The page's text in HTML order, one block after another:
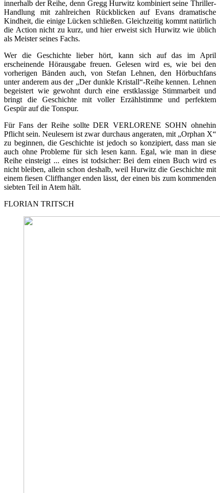
innerhalb der Reihe, denn Gregg Hurwitz kombiniert seine Thriller-
Handlung mit zahlreichen Rückblicken auf Evans dramatische
Kindheit, die einige Lücken schließen. Gleichzeitig kommt natürlich
die Action nicht zu kurz, und hier erweist sich Hurwitz wie üblich
als Meister seines Fachs.
Wer die Geschichte lieber hört, kann sich auf das im April
erscheinende Hörausgabe freuen. Gelesen wird es, wie bei den
vorherigen Bänden auch, von Stefan Lehnen, den Hörbuchfans
unter anderem aus der „Der dunkle Kristall“-Reihe kennen. Lehnen
begeistert wie gewohnt durch eine erstklassige Stimmarbeit und
bringt die Geschichte mit voller Erzählstimme und perfektem
Gespür auf die Tonspur.
Für Fans der Reihe sollte DER VERLORENE SOHN ohnehin
Pflicht sein. Neulesern ist zwar durchaus angeraten, mit „Orphan X“
zu beginnen, die Geschichte ist jedoch so konzipiert, dass man sie
auch ohne Probleme für sich lesen kann. Egal, wie man in diese
Reihe einsteigt ... eines ist todsicher: Bei dem einen Buch wird es
nicht bleiben, allein schon deshalb, weil Hurwitz die Geschichte mit
einem fiesen Cliffhanger enden lässt, der einen bis zum kommenden
siebten Teil in Atem hält.
FLORIAN TRITSCH